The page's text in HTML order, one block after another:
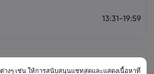
13:31-19:59
ข้อง
ต่างๆ เช่น ให้การสนับสนุนแชทสดและแสดงเนื้อหาที่